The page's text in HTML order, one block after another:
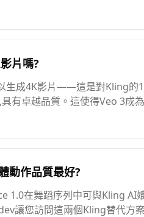
片嗎?
生成4K影片——這是對Kling的
有卓越品質。這使得Veo 3成
動作品質最好?
1.0在舞蹈序列中可與Kling
讓您訪問這兩個Kling替代方